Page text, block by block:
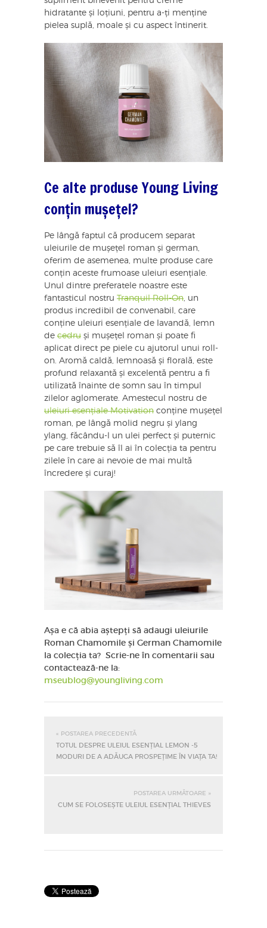
hidratante și loțiuni, pentru a-ți menține
pielea suplă, moale și cu aspect întinerit.
Ce alte produse Young Living
conțin mușețel?
Pe lângă faptul că producem separat
uleiurile de mușețel roman și german,
oferim de asemenea, multe produse care
conțin aceste frumoase uleiuri esențiale.
Unul dintre preferatele noastre este
fantasticul nostru Tranquil Roll-On, un
produs incredibil de convenabil, care
conține uleiuri esențiale de lavandă, lemn
de cedru și mușețel roman și poate fi
aplicat direct pe piele cu ajutorul unui roll-
on. Aromă caldă, lemnoasă și florală, este
profund relaxantă și excelentă pentru a fi
utilizată înainte de somn sau în timpul
zilelor aglomerate. Amestecul nostru de
uleiuri esențiale Motivation conține mușețel
roman, pe lângă molid negru și ylang
ylang, făcându-l un ulei perfect și puternic
pe care trebuie să îl ai în colecția ta pentru
zilele în care ai nevoie de mai multă
încredere și curaj!
Așa e că abia aștepți să adaugi uleiurile
Roman Chamomile și German Chamomile
la colecția ta? Scrie-ne în comentarii sau
contactează-ne la:
mseublog@youngliving.com
« POSTAREA PRECEDENTĂ
TOTUL DESPRE ULEIUL ESENȚIAL LEMON -5
MODURI DE A ADĂUGA PROSPEȚIME ÎN VIAȚA TA!
POSTAREA URMĂTOARE »
CUM SE FOLOSEȘTE ULEIUL ESENȚIAL THIEVES